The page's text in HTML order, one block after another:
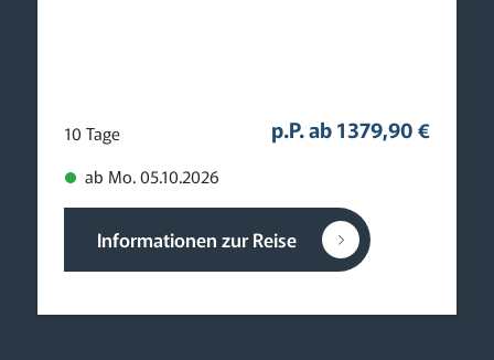
10 Tage
ab Mo. 05.10.2026
p.P. ab 1379,90 €
Informationen zur Reise